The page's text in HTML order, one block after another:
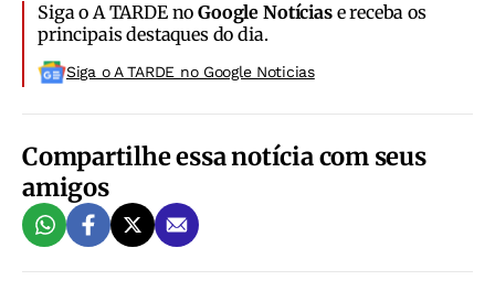
Siga o A TARDE noGoogle Notíciase receba os
principais destaques do dia.
Siga o A TARDE no Google Noticias
Compartilhe essa notícia com seus
amigos